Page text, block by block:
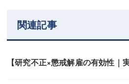
関連記事
【研究不正×懲戒解雇の有効性｜